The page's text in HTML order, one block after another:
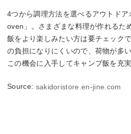
4つから調理方法を選べるアウトド
oven」。さまざまな料理が作れるた
飯をより楽しみたい方は要チェック
の負担になりにくいので、荷物が多
この機会に入手してキャンプ飯を充
Source: sakidoristore.en-jine.com